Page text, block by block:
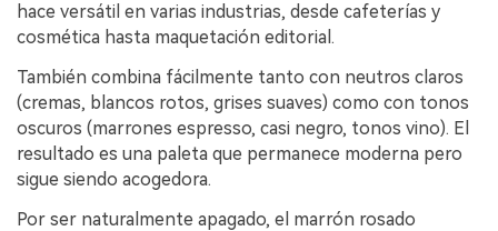
hace versátil en varias industrias, desde cafeterías y
cosmética hasta maquetación editorial.
También combina fácilmente tanto con neutros claros
(cremas, blancos rotos, grises suaves) como con tonos
oscuros (marrones espresso, casi negro, tonos vino). El
resultado es una paleta que permanece moderna pero
sigue siendo acogedora.
Por ser naturalmente apagado, el marrón rosado